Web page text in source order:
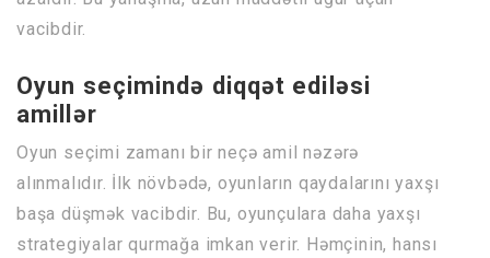
vacibdir.
Oyun seçimində diqqət ediləsi
amillər
Oyun seçimi zamanı bir neçə amil nəzərə
alınmalıdır. İlk növbədə, oyunların qaydalarını yaxşı
başa düşmək vacibdir. Bu, oyunçulara daha yaxşı
strategiyalar qurmağa imkan verir. Həmçinin, hansı